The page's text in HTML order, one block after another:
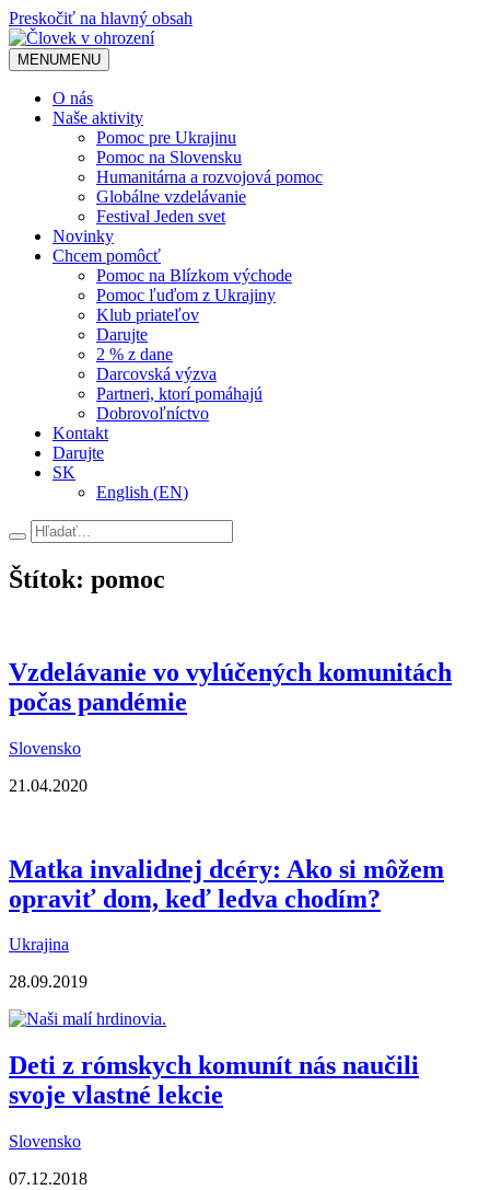
Preskočiť na hlavný obsah
MENUMENU
O nás
Naše aktivity
Pomoc pre Ukrajinu
Pomoc na Slovensku
Humanitárna a rozvojová pomoc
Globálne vzdelávanie
Festival Jeden svet
Novinky
Chcem pomôcť
Pomoc na Blízkom východe
Pomoc ľuďom z Ukrajiny
Klub priateľov
Darujte
2 % z dane
Darcovská výzva
Partneri, ktorí pomáhajú
Dobrovoľníctvo
Kontakt
Darujte
SK
English (EN)
Hľadať
Štítok: pomoc
Vzdelávanie vo vylúčených komunitách
počas pandémie
Slovensko
21.04.2020
Matka invalidnej dcéry: Ako si môžem
opraviť dom, keď ledva chodím?
Ukrajina
28.09.2019
Deti z rómskych komunít nás naučili
svoje vlastné lekcie
Slovensko
07.12.2018